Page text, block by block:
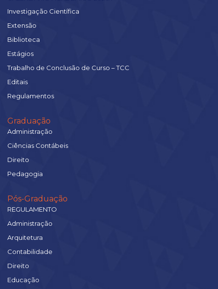
Investigação Científica
Extensão
Biblioteca
Estágios
Trabalho de Conclusão de Curso – TCC
Editais
Regulamentos
Graduação
Administração
Ciências Contábeis
Direito
Pedagogia
Pós-Graduação
REGULAMENTO
Administração
Arquitetura
Contabilidade
Direito
Educação